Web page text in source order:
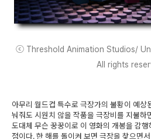
ⓒ Threshold Animation Studios/
All rights
아무리 월드컵 특수로 극장가의 불황이 예
눠줘도 시원치 않을 작품을 극장비를 지불하
도대체 무슨 꿍꿍이로 이 영화의 개봉을 감
점이다. 한 해를 돌이켜 보면 극장을 찾으면